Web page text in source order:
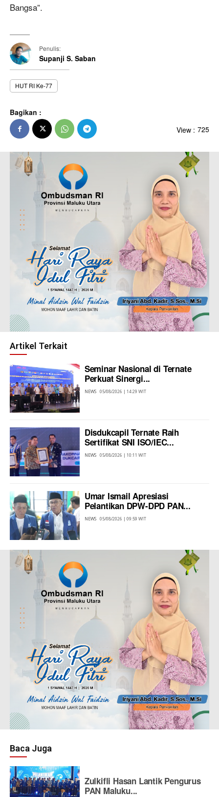
Bangsa”.
Penulis:
Supanji S. Saban
HUT RI Ke-77
Bagikan :
View : 725
Artikel Terkait
Seminar Nasional di Ternate
Perkuat Sinergi...
NEWS 05/08/2026 | 14:29 WIT
Disdukcapil Ternate Raih
Sertifikat SNI ISO/IEC...
NEWS 05/08/2026 | 10:11 WIT
Umar Ismail Apresiasi
Pelantikan DPW-DPD PAN...
NEWS 05/08/2026 | 09:59 WIT
Baca Juga
Zulkifli Hasan Lantik Pengurus
PAN Maluku...